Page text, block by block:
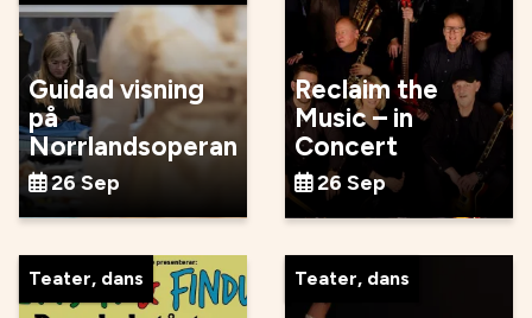
Guidad visning
på
Norrlandsoperan
26 Sep
Reclaim the
Music – in
Concert
26 Sep
Teater, dans Teater, dans